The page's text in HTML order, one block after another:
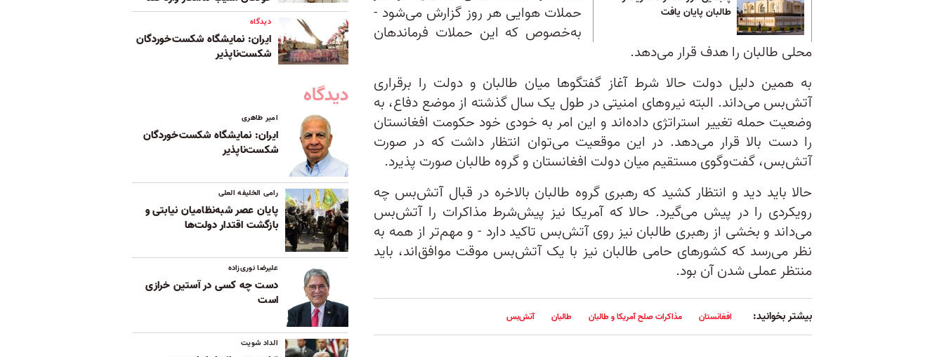
طالبان پایان یافت
حملات هوایی هر روز گزارش می‌شود -
به‌خصوص که این حملات فرماندهان
محلی طالبان را هدف قرار می‌دهد.
به همین دلیل دولت حالا شرط آغاز گفتگو‌ها میان طالبان و دولت را برقراری
آتش‌بس می‌داند. البته نیرو‌های امنیتی در طول یک سال گذشته از موضع دفاع، به
وضعیت حمله تغییر استراتژی داده‌اند و این امر به خودی خود حکومت افغانستان
را دست بالا قرار می‌دهد. در این موقعیت می‌توان انتظار داشت که در صورت
آتش‌بس، گفت‌وگو‌ی مستقیم میان دولت افغانستان و گروه طالبان صورت پذیرد.
حالا باید دید و انتظار کشید که رهبری گروه طالبان بالاخره در قبال آتش‌بس چه
رویکردی را در پیش می‌گیرد. حالا که آمریکا نیز پیش‌شرط مذاکرات را آتش‌بس
می‌داند و بخشی از رهبری طالبان نیز روی آتش‌بس تاکید دارد - و مهم‌تر از همه به
نظر می‌رسد که کشور‌های حامی ‌طالبان نیز با یک آتش‌بس موقت موافق‌اند، باید
منتظر عملی شدن آن بود.
بیشتر بخوانید: افغانستان مذاکرات صلح آمریکا و طالبان طالبان آتش‌بس
دیدگاه
ایران: نمایشگاه شکست‌خوردگان
شکست‌ناپذیر
دیدگاه
امیر طاهری
ایران: نمایشگاه شکست‌خوردگان
شکست‌ناپذیر
رامی الخلیفه العلی
پایان عصر شبه‌نظامیان نیابتی و
بازگشت اقتدار دولت‌ها
علیرضا نوری‌زاده
دست چه کسی در آستین خرازی
است
الداد شویت